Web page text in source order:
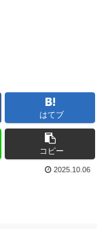
はてブ
コピー
2025.10.06